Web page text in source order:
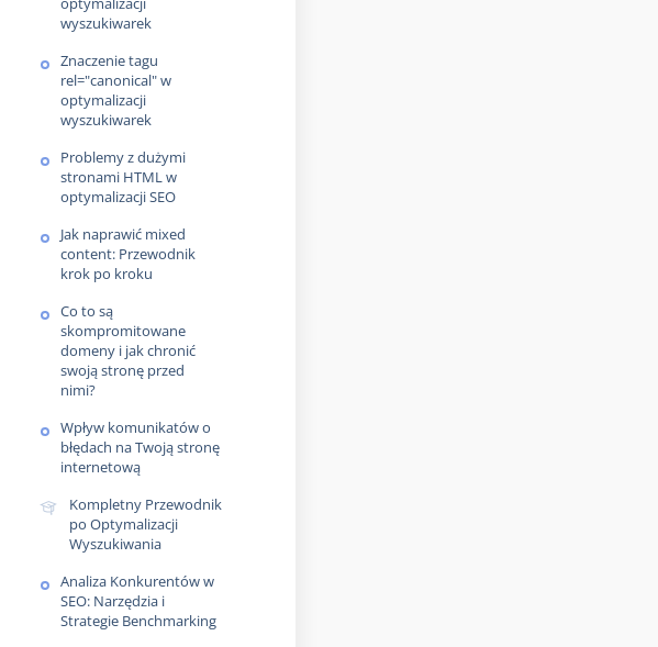
wyszukiwarek
Znaczenie tagu
rel="canonical" w
optymalizacji
wyszukiwarek
Problemy z dużymi
stronami HTML w
optymalizacji SEO
Jak naprawić mixed
content: Przewodnik
krok po kroku
Co to są
skompromitowane
domeny i jak chronić
swoją stronę przed
nimi?
Wpływ komunikatów o
błędach na Twoją stronę
internetową
Kompletny Przewodnik
po Optymalizacji
Wyszukiwania
Analiza Konkurentów w
SEO: Narzędzia i
Strategie Benchmarking